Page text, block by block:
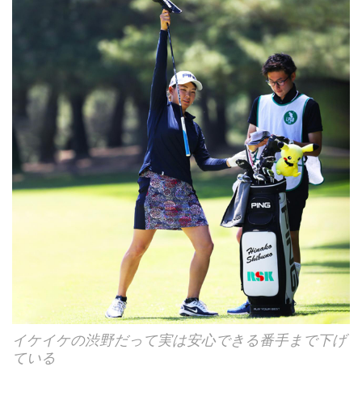
イケイケの渋野だって実は安心できる番手まで下げ
ている